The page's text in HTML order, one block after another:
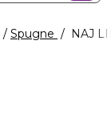
Spugne NAJ